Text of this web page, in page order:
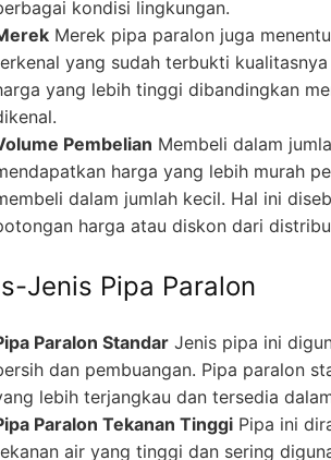
kondisi lingkungan.
Merek pipa paralon juga
yang sudah terbukti
yang lebih tinggi dibandingkan
Pembelian Membeli dalam
harga yang lebih murah
dalam jumlah kecil. Hal ini
harga atau diskon dari
Jenis Pipa Paralon
Paralon Standar Jenis pipa ini
dan pembuangan. Pipa paralon
lebih terjangkau dan tersedia
Paralon Tekanan Tinggi Pipa ini
air yang tinggi dan sering